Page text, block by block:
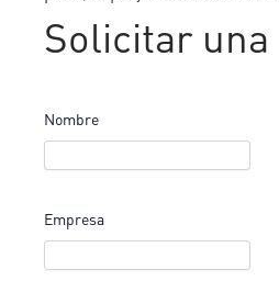
Solicitar
Nombre
Empresa